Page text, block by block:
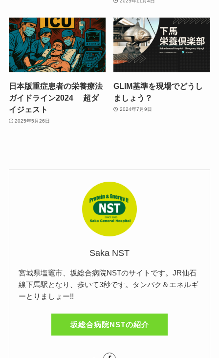
日本版重症患者の栄養療法
ガイドライン2024 超ダ
イジェスト
2025年5月26日
GLIM基準を現場でどうし
ましょう？
2024年7月9日
Saka NST
宮城県塩竈市、坂総合病院NSTのサイトです。JR仙石
線下馬駅となり、歩いて3秒です。タンパク＆エネルギ
ーとりましょー!!
坂総合病院NSTの紹介